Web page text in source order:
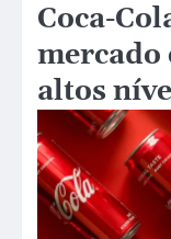
Coca-
mercado
altos